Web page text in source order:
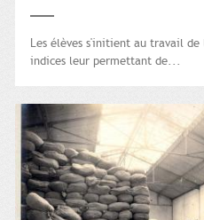
Les élèves s'initient au travail
indices leur permettant de...